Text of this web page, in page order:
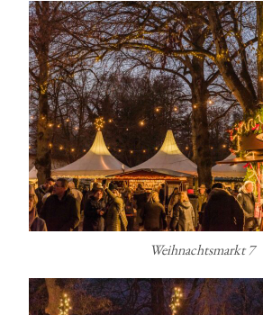
Weihnachtsmarkt 7